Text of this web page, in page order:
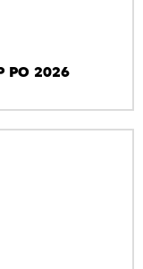
PO 2026